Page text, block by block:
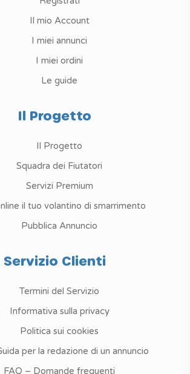
Il mio Account
I miei annunci
I miei ordini
Le guide
Il Progetto
Il Progetto
Squadra dei Fiutatori
Servizi Premium
il tuo volantino di smarrimento
Pubblica Annuncio
Servizio Clienti
Termini del Servizio
Informativa sulla privacy
Politica sui cookies
per la redazione di un annuncio
FAQ – Domande frequenti